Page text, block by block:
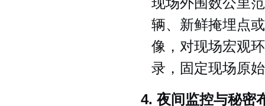
辆、新鲜掩埋点
像，对现场宏观
录，固定现场原
4. 夜间监控与秘密